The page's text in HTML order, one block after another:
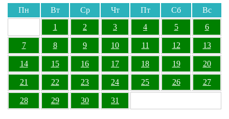
Пн Вт Ср Чт Пт Сб
Вс
1
2 3 4 5 6
7 8 9 10 11 12 13
14 15 16 17 18 19 20
21 22 23 24 25 26 27
28 29 30 31